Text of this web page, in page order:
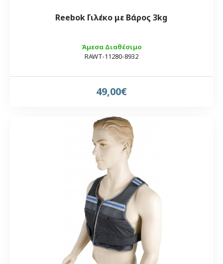
Άμεσα Διαθέσιμο
RAWT-11280-8932
Reebok Γιλέκο με Βάρος 3kg
49,00€